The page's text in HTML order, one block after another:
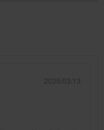
2026/03/13